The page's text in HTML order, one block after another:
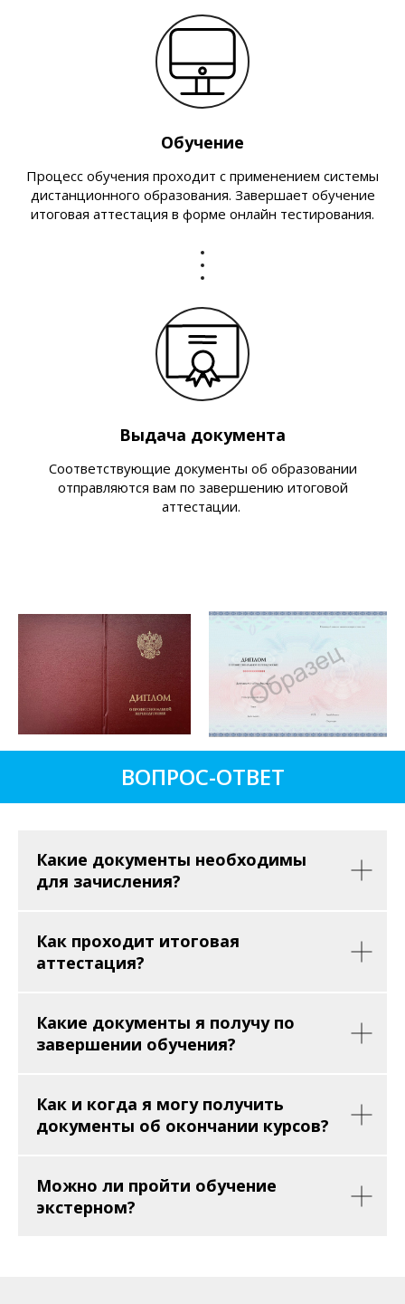
Обучение
Процесс обучения проходит с применением системы
дистанционного образования. Завершает обучение
итоговая аттестация в форме онлайн тестирования.
Выдача документа
Соответствующие документы об образовании
отправляются вам по завершению итоговой
аттестации.
ВОПРОС-ОТВЕТ
Какие документы необходимы
для зачисления?
Как проходит итоговая
аттестация?
Какие документы я получу по
завершении обучения?
Как и когда я могу получить
документы об окончании курсов?
Можно ли пройти обучение
экстерном?